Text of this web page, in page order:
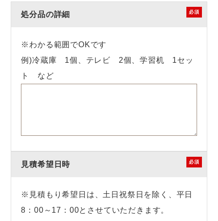
処分品の詳細 必須
※わかる範囲でOKです
例)冷蔵庫 1個、テレビ 2個、学習机 1セッ
ト など
見積希望日時 必須
※見積もり希望日は、土日祝祭日を除く、平日
8：00～17：00とさせていただきます。